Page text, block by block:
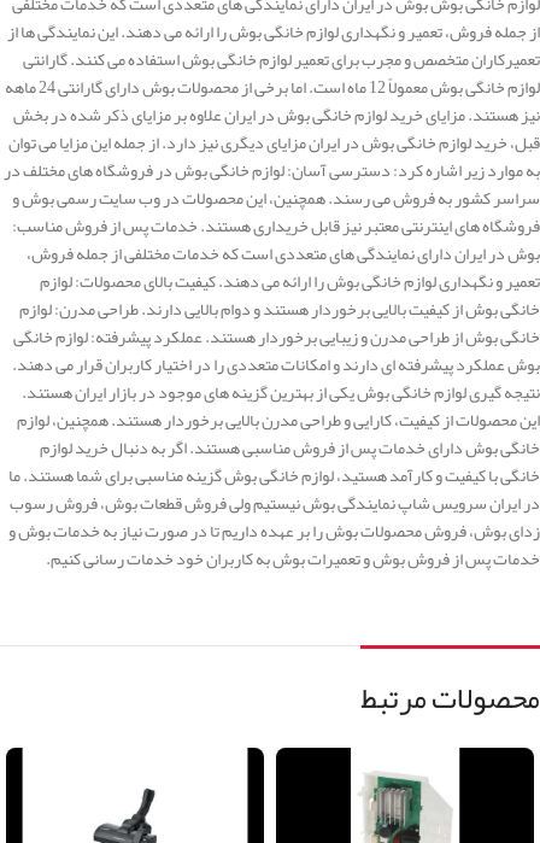
از جمله فروش، تعمیر و نگهداری لوازم خانگی بوش را ارائه می دهند. این نمایندگی ها از
تعمیرکاران متخصص و مجرب برای تعمیر لوازم خانگی بوش استفاده می کنند. گارانتی
لوازم خانگی بوش معمولاً 12 ماه است. اما برخی از محصولات بوش دارای گارانتی 24 ماهه
نیز هستند. مزایای خرید لوازم خانگی بوش در ایران علاوه بر مزایای ذکر شده در بخش
قبل، خرید لوازم خانگی بوش در ایران مزایای دیگری نیز دارد. از جمله این مزایا می توان
به موارد زیر اشاره کرد: دسترسی آسان: لوازم خانگی بوش در فروشگاه های مختلف در
سراسر کشور به فروش می رسند. همچنین، این محصولات در وب سایت رسمی بوش و
فروشگاه های اینترنتی معتبر نیز قابل خریداری هستند. خدمات پس از فروش مناسب:
بوش در ایران دارای نمایندگی های متعددی است که خدمات مختلفی از جمله فروش،
تعمیر و نگهداری لوازم خانگی بوش را ارائه می دهند. کیفیت بالای محصولات: لوازم
خانگی بوش از کیفیت بالایی برخوردار هستند و دوام بالایی دارند. طراحی مدرن: لوازم
خانگی بوش از طراحی مدرن و زیبایی برخوردار هستند. عملکرد پیشرفته: لوازم خانگی
بوش عملکرد پیشرفته ای دارند و امکانات متعددی را در اختیار کاربران قرار می دهند.
نتیجه گیری لوازم خانگی بوش یکی از بهترین گزینه های موجود در بازار ایران هستند.
این محصولات از کیفیت، کارایی و طراحی مدرن بالایی برخوردار هستند. همچنین، لوازم
خانگی بوش دارای خدمات پس از فروش مناسبی هستند. اگر به دنبال خرید لوازم
خانگی با کیفیت و کارآمد هستید، لوازم خانگی بوش گزینه مناسبی برای شما هستند. ما
در ایران سرویس شاپ نمایندگی بوش نیستیم ولی فروش قطعات بوش، فروش رسوب
زدای بوش، فروش محصولات بوش را بر عهده داریم تا در صورت نیاز به خدمات بوش و
خدمات پس از فروش بوش و تعمیرات بوش به کاربران خود خدمات رسانی کنیم.
محصولات مرتبط